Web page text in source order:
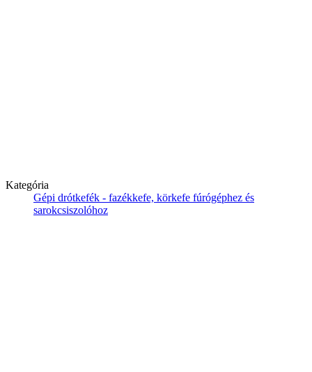
Kategória
Gépi drótkefék - fazékkefe, körkefe fúrógéphez és
sarokcsiszolóhoz